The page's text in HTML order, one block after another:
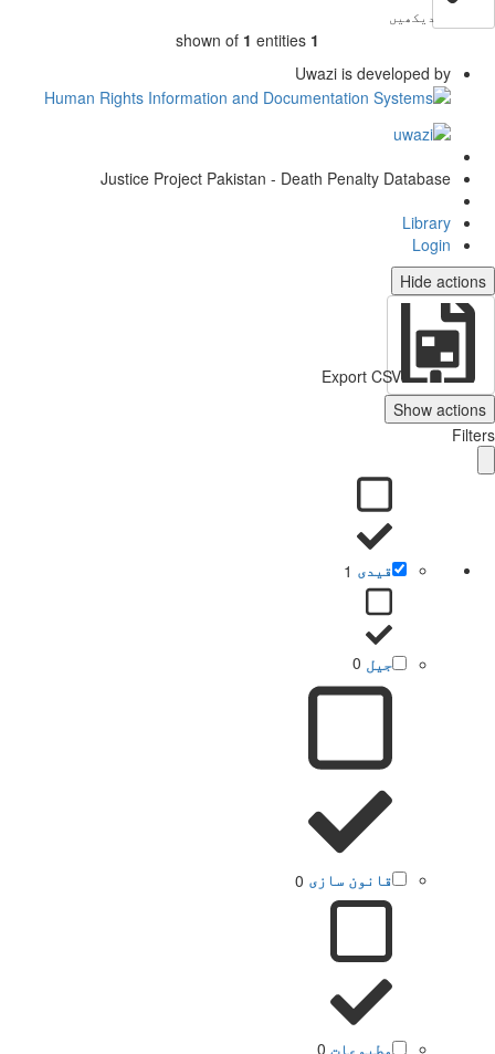
دیکھیں
shown of 1 entities
Uwazi is developed by
Justice Project Pakistan - Death Penalty Database
Library
Login
Hide
Export CSV
Show
قیدی 1
جیل 0
قانون سازی 0
مطبوعات 0